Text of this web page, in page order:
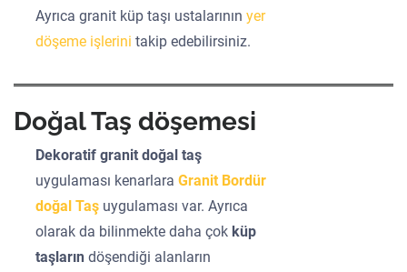
Ayrıca granit küp taşı ustalarının yer
döşeme işlerini takip edebilirsiniz.
Doğal Taş döşemesi
Dekoratif granit doğal taş
uygulaması kenarlaraGranit Bordür
doğal Taş uygulaması var. Ayrıca
olarak da bilinmekte daha çok küp
taşların döşendiği alanların